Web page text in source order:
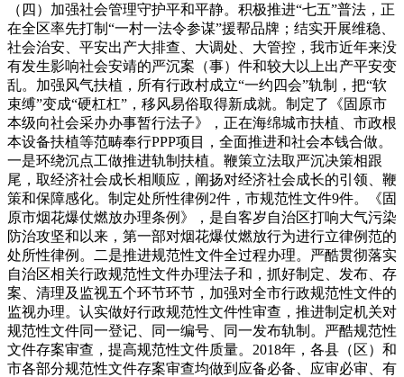
（四）加强社会管理守护平和平静。积极推进“七五”普法，正
在全区率先打制“一村一法令参谋”援帮品牌；结实开展维稳、
社会治安、平安出产大排查、大调处、大管控，我市近年来没
有发生影响社会安靖的严沉案（事）件和较大以上出产平安变
乱。加强风气扶植，所有行政村成立“一约四会”轨制，把“软
束缚”变成“硬杠杠”，移风易俗取得新成就。制定了《固原市
本级向社会采办办事暂行法子》，正在海绵城市扶植、市政根
本设备扶植等范畴奉行PPP项目，全面推进和社会本钱合做。
一是环绕沉点工做推进轨制扶植。鞭策立法取严沉决策相跟
尾，取经济社会成长相顺应，阐扬对经济社会成长的引领、鞭
策和保障感化。制定处所性律例2件，市规范性文件9件。《固
原市烟花爆仗燃放办理条例》，是自客岁自治区打响大气污染
防治攻坚和以来，第一部对烟花爆仗燃放行为进行立律例范的
处所性律例。二是推进规范性文件全过程办理。严酷贯彻落实
自治区相关行政规范性文件办理法子和，抓好制定、发布、存
案、清理及监视五个环节环节，加强对全市行政规范性文件的
监视办理。认实做好行政规范性文件性审查，推进制定机关对
规范性文件同一登记、同一编号、同一发布轨制。严酷规范性
文件存案审查，提高规范性文件质量。2018年，各县（区）和
市各部分规范性文件存案审查均做到应备必备、应审必审、有